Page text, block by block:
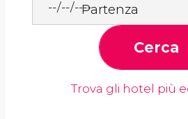
Partenza
Cerca
Trova gli hotel più